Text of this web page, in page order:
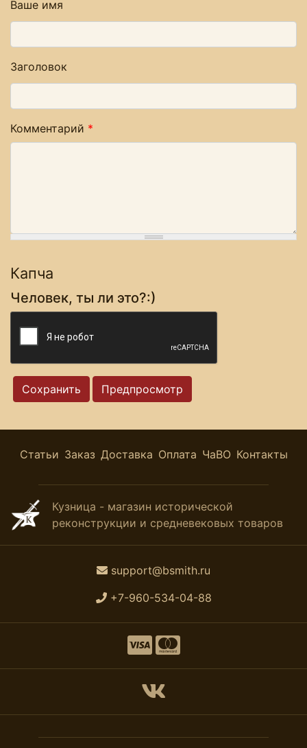
Ваше имя
Заголовок
Комментарий *
Капча
Человек, ты ли это?:)
Статьи Заказ Доставка Оплата ЧаВО Контакты
Кузница - магазин исторической
реконструкции и средневековых товаров
support@bsmith.ru
+7-960-534-04-88